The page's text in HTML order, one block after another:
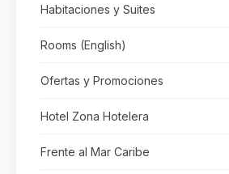
Habitaciones y Suites
Rooms (English)
Ofertas y Promociones
Hotel Zona Hotelera
Frente al Mar Caribe